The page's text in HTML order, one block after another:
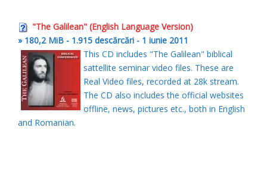
"The Galilean" (English Language Version)
» 180,2 MiB - 1.915 descărcări - 1 iunie 2011
This CD includes "The Galilean" biblical
sattellite seminar video files. These are
Real Video files, recorded at 28k stream.
The CD also includes the official websites
offline, news, pictures etc., both in English
and Romanian.